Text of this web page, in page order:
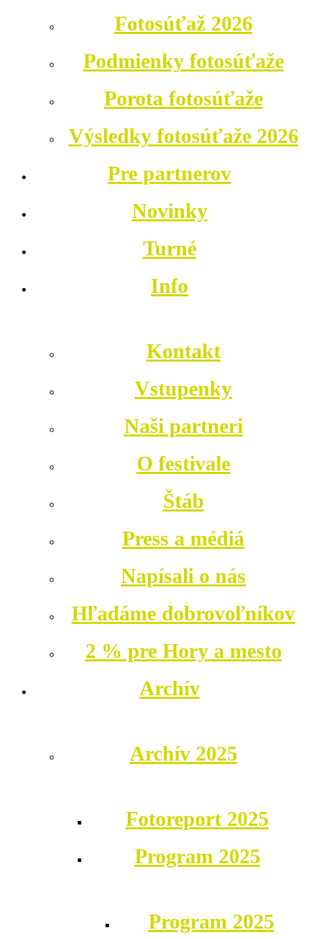
Fotosúťaž 2026
Podmienky fotosúťaže
Porota fotosúťaže
Výsledky fotosúťaže 2026
Pre partnerov
Novinky
Turné
Info
Kontakt
Vstupenky
Naši partneri
O festivale
Štáb
Press a médiá
Napísali o nás
Hľadáme dobrovoľníkov
2 % pre Hory a mesto
Archív
Archív 2025
Fotoreport 2025
Program 2025
Program 2025